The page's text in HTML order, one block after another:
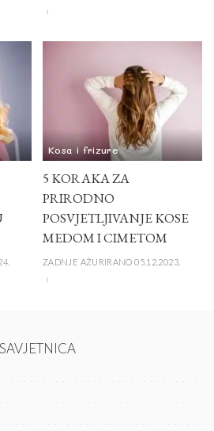
Kosa i frizure
5 KORAKA ZA
PRIRODNO
POSVJETLJIVANJE KOSE
MEDOM I CIMETOM
ZADNJE AŽURIRANO 05.12.2023.
SAVJETNICA